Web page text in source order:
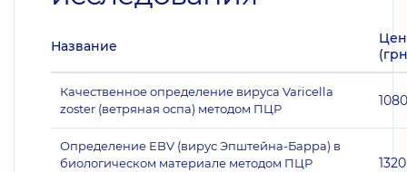
Название
Качественное определение вируса Varicella
zoster (ветряная оспа) методом ПЦР
1080
Определение EBV (вирус Эпштейна-Барра) в
биологическом материале методом ПЦР
1320